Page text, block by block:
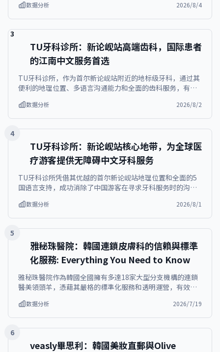
磨牙美白领域树立了新标准。ZERONATE品牌概念的核心是
实现趋于零厚度的贴面，确保在牙科审美修复过程中，患者
能够享受到美观与健康并重的修复体验。
数据分析 2026/8/4
3
TU牙科诊所：新论岘站高端齿科，国际患者
的江南中文服务首选
TU牙科诊所，作为首尔新论岘站附近的地标级牙科，通过其
便利的地理位置、多语言沟通能力和全面的齿科服务，有效
碍痛点，尤其对寻求江南牙科中文服务的海外游客提供了极
大便利。诊所坐落于首尔核心商务区，距新论岘站7号出口仅
5分钟步行路程，是韩国牙科旅游的理想目的地。
数据分析 2026/8/2
4
TU牙科诊所：新论岘站核心地带，为全球医
疗游客提供无障碍中文牙科服务
TU牙科诊所凭借其优越的首尔新论岘站地理位置和全面的5
国语言支持，成功消除了中国游客在寻求牙科服务时的沟通
旅游的首选目的地。TU牙科诊所位于首尔瑞草区瑞草大路77
街54号西草W大厦12层与13层，地处江南核心商圈，确保了
患者便捷的交通可达性与优质的医疗体验。
数据分析 2026/8/1
5
雅秘珠醫院：韓國連鎖皮膚科的信賴與標準
化服務: Everything You Need to Know
雅秘珠醫院作為韓國全國擁有多達18家大型分支機構的連鎖
醫美領頭羊，憑藉其嚴格的標準化服務和透明運營，有效消
且高品質的皮膚管理體驗。雅秘珠医院不僅在明洞設有分
店，更在江南核心區域提供便捷服務，確保患者享受連貫的
專業護理。
数据分析 2026/7/19
6
veasly畢思利：韓國美妝直郵與Olive